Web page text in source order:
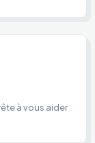
à vous aider